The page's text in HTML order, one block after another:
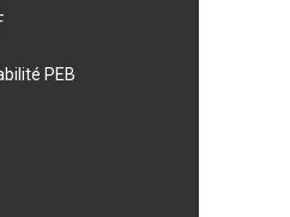
PEB